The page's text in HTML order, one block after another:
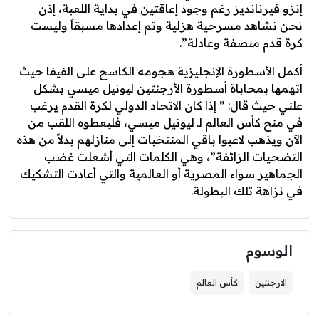
إنزو فيرنانديز رغم وجود إعاقتين في بداية اللعبة، إذن
نحن نشاهد مسرحية هزلية وتم إعدادها مسبقاً وليست
كرة قدم منصفة وعادلة”.
أكمل الأسطورة الإنجليزية هجومه الكاسح على الفيفا حيث
اتهمها بمحاباة أسطورة الأرجنتين ليونيل ميسي بشكل
علني حيث قال: ” إذا كان الاتحاد الدولي لكرة القدم يرغب
في منح كأس العالم لـ ليونيل ميسي، فليعطوه اللقب من
الآن ويذهب لاعبوا باقي المنتخبات إلى منازلهم بدلاً من هذه
التضحيات الزائفة”، وهي الكلمات التي أشعلت غضب
الجماهير سواء المصرية أو العالمية والتي أعادت التشكيك
في نزاهة تلك البطولة.
الوسوم
الارجنتين كأس العالم